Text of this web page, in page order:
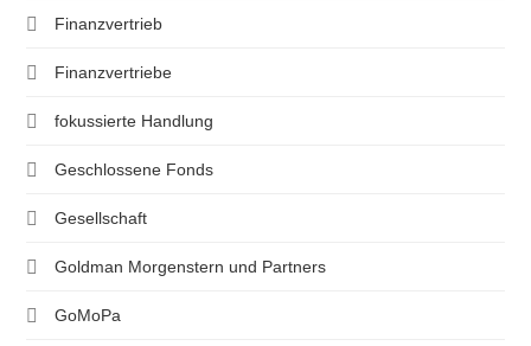
Finanzvertrieb
Finanzvertriebe
fokussierte Handlung
Geschlossene Fonds
Gesellschaft
Goldman Morgenstern und Partners
GoMoPa